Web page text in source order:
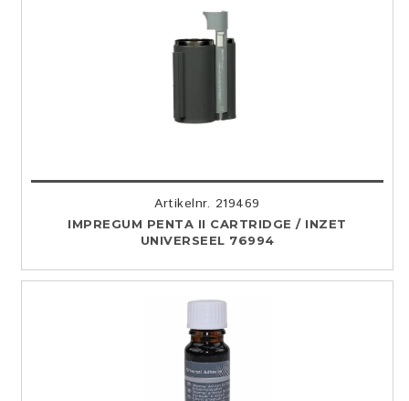
Artikelnr. 219469
IMPREGUM PENTA II CARTRIDGE / INZET
UNIVERSEEL 76994